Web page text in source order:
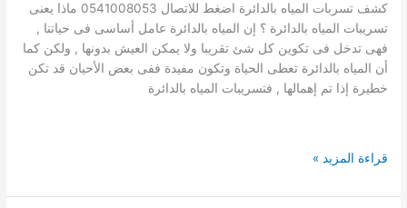
كشف
تسريبات
بجازان
كشف تسربات المياه بالدائرة اضغط للاتصال 0541008053 ماذا يعنى
تسريبات المياه بالدائرة ؟ إن المياه بالدائرة عامل أساسى فى حياتنا ,
فهى تدخل فى تكوين كل شئ تقريبا ولا يمكن العيش بدونها , ولكن كما
أن المياه بالدائرة تعطى الحياة وتكون مفيدة ففى بعض الأحيان قد تكن
خطيرة إذا تم إهمالها , فتسريبات المياه بالدائرة
شركة
تسربات
قراءة المزيد »